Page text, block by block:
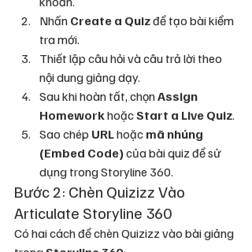
Nhấn Create a Quiz để tạo bài kiểm
tra mới.
Thiết lập câu hỏi và câu trả lời theo
nội dung giảng dạy.
Sau khi hoàn tất, chọn Assign
Homework hoặc Start a Live Quiz.
Sao chép URL hoặc mã nhúng
(Embed Code) của bài quiz để sử
dụng trong Storyline 360.
Bước 2: Chèn Quizizz Vào
Articulate Storyline 360
Có hai cách để chèn Quizizz vào bài giảng